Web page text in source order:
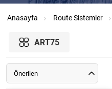
Anasayfa Route Sistemler
ART75
Önerilen